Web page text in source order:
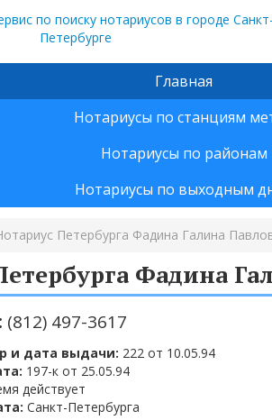
Главная
Нотариусы по станциям
Нотариусы по районам
Нотариусы по выходным
Петербурга Фадина Галина
Фадина
(812) 497-3617
и дата выдачи: 222 от 10.05.94
197-к от 25.05.94
действует
Санкт-Петербурга